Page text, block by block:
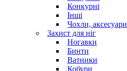
Конкурні
Інші
Чохли, аксесуари
Захист для ніг
Ногавки
Бинти
Ватники
Кобури